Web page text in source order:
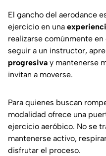
El gancho del aerodance
ejercicio en una
realizarse comúnmente
seguir a un instructor,
progresiva y mantenerse
invitan a moverse.
Para quienes buscan
modalidad ofrece una
ejercicio aeróbico. No se
mantenerse activo,
disfrutar el proceso.